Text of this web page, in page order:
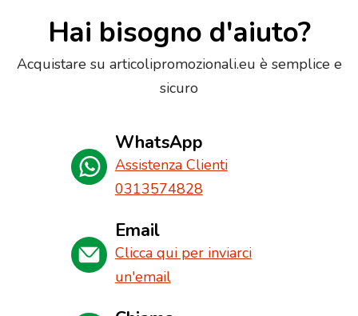
Hai bisogno d'aiuto?
Acquistare su articolipromozionali.eu è semplice e
sicuro
WhatsApp
Assistenza Clienti
0313574828
Email
Clicca qui per inviarci
un'email